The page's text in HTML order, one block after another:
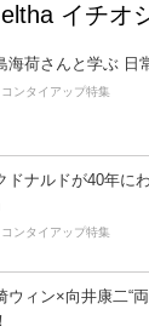
eltha イチオ
海荷さんと学ぶ 日
コンタイアップ特集
ドナルドが40年に
コンタイアップ特集
ウィン×向井康二“